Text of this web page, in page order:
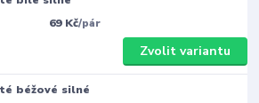
69 Kč/pár
Zvolit variantu
béžové silné